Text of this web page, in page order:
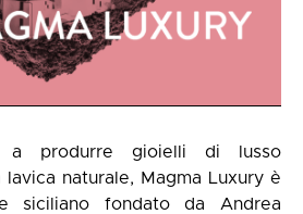
a produrre gioielli di lusso
naturale, Magma Luxury è
siciliano fondato da Andrea